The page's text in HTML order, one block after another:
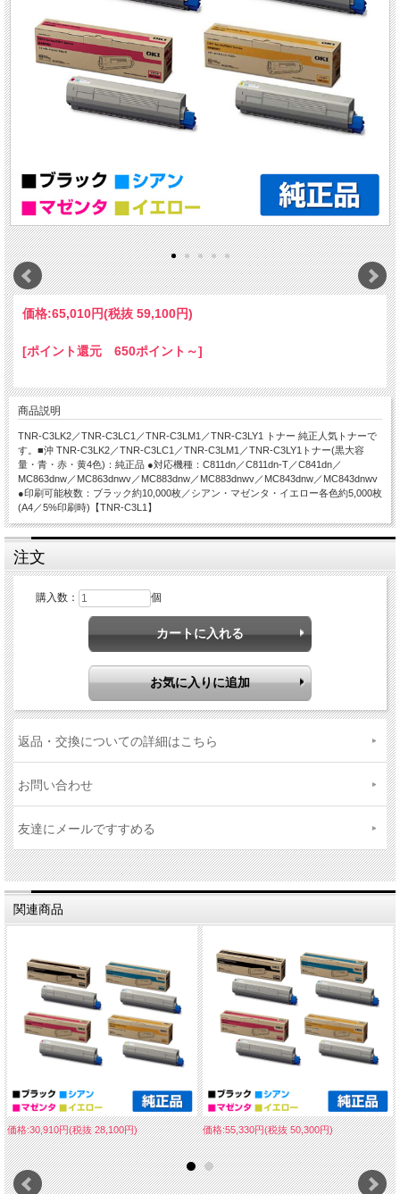
価格:65,010円(税抜 59,100円)
[ポイント還元 650ポイント～]
商品説明
TNR-C3LK2／TNR-C3LC1／TNR-C3LM1／TNR-C3LY1 トナー 純正人気トナーで
す。■沖 TNR-C3LK2／TNR-C3LC1／TNR-C3LM1／TNR-C3LY1トナー(黒大容
量・青・赤・黄4色)：純正品 ●対応機種：C811dn／C811dn-T／C841dn／
MC863dnw／MC863dnwv／MC883dnw／MC883dnwv／MC843dnw／MC843dnwv
●印刷可能枚数：ブラック約10,000枚／シアン・マゼンタ・イエロー各色約5,000枚
(A4／5%印刷時)【TNR-C3L1】
注文
購入数： 個
返品・交換についての詳細はこちら
お問い合わせ
友達にメールですすめる
関連商品
価格:30,910円(税抜 28,100円) 価格:55,330円(税抜 50,300円)